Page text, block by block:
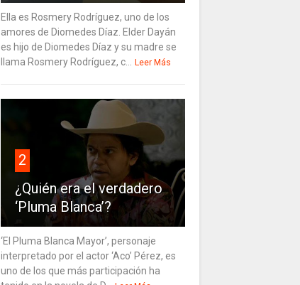
Ella es Rosmery Rodríguez, uno de los
amores de Diomedes Díaz. Elder Dayán
es hijo de Diomedes Díaz y su madre se
llama Rosmery Rodríguez, c... Leer Más
2
¿Quién era el verdadero
‘Pluma Blanca’?
‘El Pluma Blanca Mayor’, personaje
interpretado por el actor ‘Aco’ Pérez, es
uno de los que más participación ha